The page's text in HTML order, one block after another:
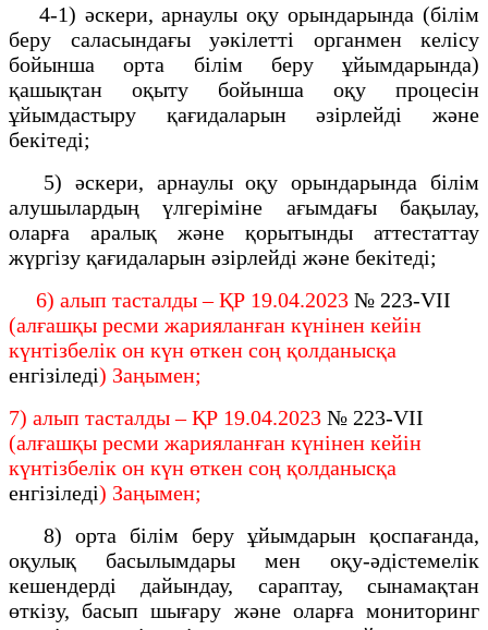
4-1) әскери, арнаулы оқу орындарында (білім
беру саласындағы уәкілетті органмен келісу
бойынша орта білім беру ұйымдарында)
қашықтан оқыту бойынша оқу процесін
ұйымдастыру қағидаларын әзірлейді және
бекітеді;
5) әскери, арнаулы оқу орындарында білім
алушылардың үлгеріміне ағымдағы бақылау,
оларға аралық және қорытынды аттестаттау
жүргізу қағидаларын әзірлейді және бекітеді;
6) алып тасталды – ҚР 19.04.2023 № 223-VII
(алғашқы ресми жарияланған күнінен кейін
күнтізбелік он күн өткен соң қолданысқа
енгізіледі) Заңымен;
7) алып тасталды – ҚР 19.04.2023 № 223-VII
(алғашқы ресми жарияланған күнінен кейін
күнтізбелік он күн өткен соң қолданысқа
енгізіледі) Заңымен;
8) орта білім беру ұйымдарын қоспағанда,
оқулық басылымдары мен оқу-әдістемелік
кешендерді дайындау, сараптау, сынамақтан
өткізу, басып шығару және оларға мониторинг